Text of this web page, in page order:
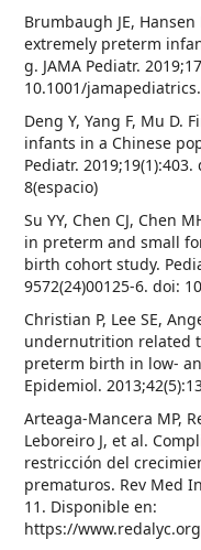
Brumbaugh JE,
extremely preterm
g. JAMA Pediatr.
10.1001/
Deng Y, Yang F, Mu D.
infants in a Chinese
Pediatr.
8(espacio)
Su YY, Chen CJ, Chen
in preterm and small
birth cohort study.
9572(24)00125-6. doi:
Christian P, Lee SE,
undernutrition related
preterm birth in low-
Epidemiol.
Arteaga-Mancera MP,
Leboreiro J, et al.
restricción del
prematuros. Rev Med
11. Disponible en:
https://